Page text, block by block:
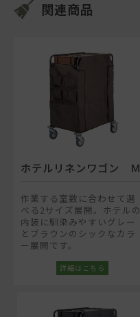
関連商品
ホテルリネンワゴン Ｍ
作業する室数に合わせて選
べる2サイズ展開。ホテルの
内装に馴染みやすいグレー
とブラウンのシックなカラ
ー展開です。